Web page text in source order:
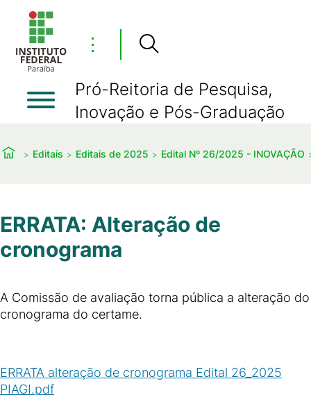
⋮
Pró-Reitoria de Pesquisa,
Inovação e Pós-Graduação
Editais Editais de 2025 Edital Nº 26/2025 - INOVAÇÃO
ERRATA: Alteração de
cronograma
A Comissão de avaliação torna pública a alteração do
cronograma do certame.
ERRATA alteração de cronograma Edital 26_2025
PIAGI.pdf